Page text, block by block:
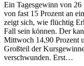
Ein Tagesgewinn von 26
von fast 15 Prozent an
zeigt sich, wie flüchtig
Fall sein können. Der
Mittwoch 14,90 Prozent
Großteil der
verschwunden. Erst…